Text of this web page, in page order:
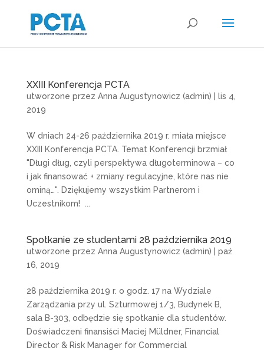
XXIII Konferencja PCTA
utworzone przez Anna Augustynowicz (admin)
lis 4,
2019
W dniach 24-26 października 2019 r. miała miejsce
XXIII Konferencja PCTA. Temat Konferencji brzmiał
"Długi dług, czyli perspektywa długoterminowa – co
i jak finansować + zmiany regulacyjne, które nas nie
ominą…". Dziękujemy wszystkim Partnerom i
Uczestnikom! ...
Spotkanie ze studentami 28 października 2019
utworzone przez Anna Augustynowicz (admin)
paź
16, 2019
28 października 2019 r. o godz. 17 na Wydziale
Zarządzania przy ul. Szturmowej 1/3, Budynek B,
sala B-303, odbędzie się spotkanie dla studentów.
Doświadczeni finansiści Maciej Müldner, Financial
Director & Risk Manager for Commercial